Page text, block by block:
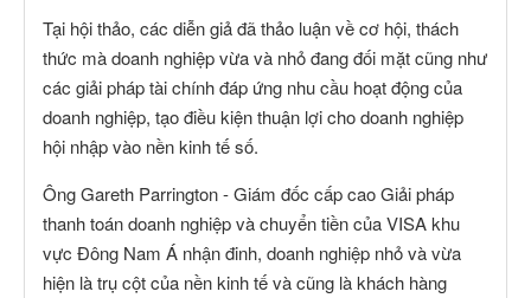
Tại hội thảo, các diễn giả đã thảo luận về cơ hội, thách
thức mà doanh nghiệp vừa và nhỏ đang đối mặt cũng như
các giải pháp tài chính đáp ứng nhu cầu hoạt động của
doanh nghiệp, tạo điều kiện thuận lợi cho doanh nghiệp
hội nhập vào nền kinh tế số.
Ông Gareth Parrington - Giám đốc cấp cao Giải pháp
thanh toán doanh nghiệp và chuyển tiền của VISA khu
vực Đông Nam Á nhận đinh, doanh nghiệp nhỏ và vừa
hiện là trụ cột của nền kinh tế và cũng là khách hàng